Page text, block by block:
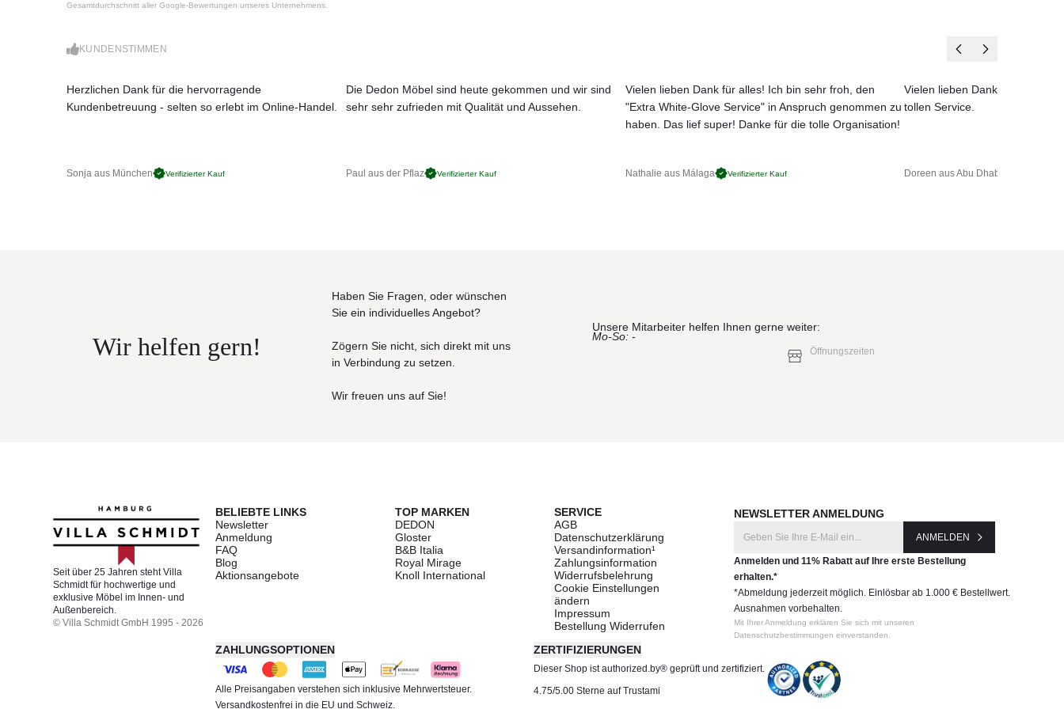
161 × 199 cm (Liegefläche Ø145cm), Sitzhöhe: 13cm plus Sitzkissen: 29cm
bestellen möchten
JETZT MUSTER BESTELLEN
Gesamtdurchschnitt aller Google-Bewertungen unseres Unternehmens.
KUNDENSTIMMEN
Herzlichen Dank für die hervorragende
Kundenbetreuung - selten so erlebt im Online-Handel.
Sonja aus München Verifizierter Kauf
Die Dedon Möbel sind heute gekommen und wir sind
sehr sehr zufrieden mit Qualität und Aussehen.
Paul aus der Pflaz Verifizierter Kauf
Vielen lieben Dank für alles! Ich bin sehr froh, den
"Extra White-Glove Service" in Anspruch genommen zu
haben. Das lief super! Danke für die tolle Organisation!
Nathalie aus Málaga Verifizierter Kauf
Vielen lieben Dank für das
tollen Service.
Doreen aus Abu Dhabi
Wir helfen gern!
Haben Sie Fragen, oder wünschen
Sie ein individuelles Angebot?
Zögern Sie nicht, sich direkt mit uns
in Verbindung zu setzen.
Wir freuen uns auf Sie!
Unsere Mitarbeiter helfen Ihnen gerne weiter:
Mo-So: -
Öffnungszeiten
Seit über 25 Jahren steht Villa
Schmidt für hochwertige und
exklusive Möbel im Innen- und
Außenbereich.
© Villa Schmidt GmbH 1995 - 2026
BELIEBTE LINKS
Newsletter
Anmeldung
FAQ
Blog
Aktionsangebote
TOP MARKEN
DEDON
Gloster
B&B Italia
Royal Mirage
Knoll International
SERVICE
AGB
Datenschutzerklärung
Versandinformation¹
Zahlungsinformation
Widerrufsbelehrung
Cookie Einstellungen
ändern
Impressum
Bestellung Widerrufen
NEWSLETTER ANMELDUNG
ANMELDEN
Anmelden und 11% Rabatt auf Ihre erste Bestellung
erhalten.*
*Abmeldung jederzeit möglich. Einlösbar ab 1.000 € Bestellwert.
Ausnahmen vorbehalten.
Mit Ihrer Anmeldung erklären Sie sich mit unseren
Datenschutzbestimmungen einverstanden.
ZAHLUNGSOPTIONEN
Alle Preisangaben verstehen sich inklusive Mehrwertsteuer.
Versandkostenfrei in die EU und Schweiz.
ZERTIFIZIERUNGEN
Dieser Shop ist authorized.by® geprüft und zertifiziert.
4.75/5.00 Sterne auf Trustami